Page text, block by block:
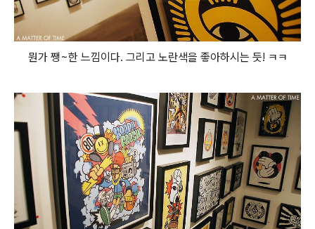
뭔가 쨍~한 느낌이다. 그리고 노란색을 좋아하시는 듯! ㅋㅋ